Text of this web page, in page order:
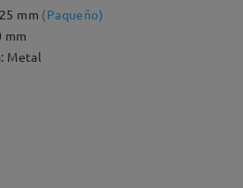
mm (Paqueño)
mm
Metal